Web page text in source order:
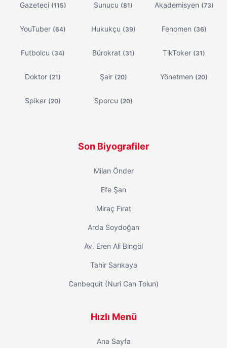
Gazeteci (115) Sunucu (81) Akademisyen (73)
YouTuber (64) Hukukçu (39) Fenomen (36)
Futbolcu (34) Bürokrat (31) TikToker (31)
Doktor (21) Şair (20) Yönetmen (20)
Spiker (20) Sporcu (20)
Son Biyografiler
Milan Önder
Efe Şan
Miraç Fırat
Arda Soydoğan
Av. Eren Ali Bingöl
Tahir Sarıkaya
Canbequit (Nuri Can Tolun)
Hızlı Menü
Ana Sayfa